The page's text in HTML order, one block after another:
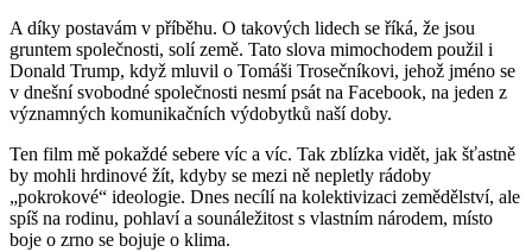
A díky postavám v příběhu. O takových lidech se říká, že jsou
gruntem společnosti, solí země. Tato slova mimochodem použil i
Donald Trump, když mluvil o Tomáši Trosečníkovi, jehož jméno se
v dnešní svobodné společnosti nesmí psát na Facebook, na jeden z
významných komunikačních výdobytků naší doby.
Ten film mě pokaždé sebere víc a víc. Tak zblízka vidět, jak šťastně
by mohli hrdinové žít, kdyby se mezi ně nepletly rádoby
„pokrokové“ ideologie. Dnes necílí na kolektivizaci zemědělství, ale
spíš na rodinu, pohlaví a sounáležitost s vlastním národem, místo
boje o zrno se bojuje o klima.